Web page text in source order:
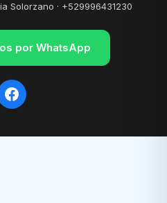
Solorzano · +529996431230
por WhatsApp